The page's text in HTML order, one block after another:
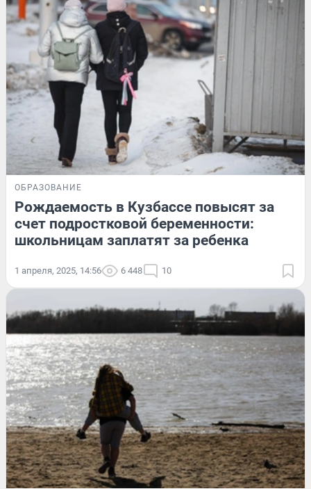
ОБРАЗОВАНИЕ
Рождаемость в Кузбассе повысят за
счет подростковой беременности:
школьницам заплатят за ребенка
1 апреля, 2025, 14:56 6 448 10